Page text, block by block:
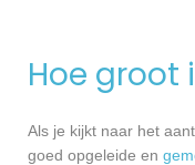
Hoe groot
Als je kijkt naar het
goed opgeleide en